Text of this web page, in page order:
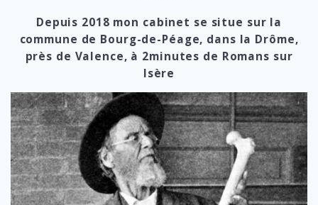
Depuis 2018 mon cabinet se situe sur la
commune de Bourg-de-Péage, dans la Drôme,
près de Valence, à 2minutes de Romans sur
Isère